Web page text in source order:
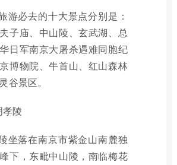
游必去的十大景点分别是：
子庙、中山陵、玄武湖、总
日军南京大屠杀遇难同胞纪
博物院、牛首山、红山森林
谷景区。
孝陵
坐落在南京市紫金山南麓独
下，东毗中山陵，南临梅花